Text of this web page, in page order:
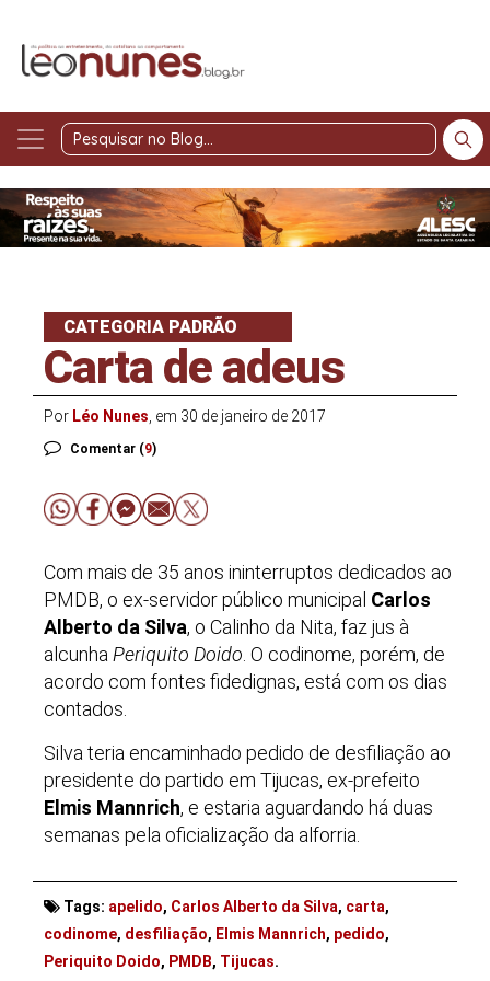
Pesquisar
Blog
CATEGORIA PADRÃO
Carta de adeus
Por Léo Nunes , em 30 de janeiro de 2017
Comentar (9)
Com mais de 35 anos ininterruptos dedicados ao
PMDB, o ex-servidor público municipal Carlos
Alberto da Silva, o Calinho da Nita, faz jus à
alcunha Periquito Doido . O codinome, porém, de
acordo com fontes fidedignas, está com os dias
contados.
Silva teria encaminhado pedido de desfiliação ao
presidente do partido em Tijucas, ex-prefeito
Elmis Mannrich, e estaria aguardando há duas
semanas pela oficialização da alforria.
Tags: apelido, Carlos Alberto da Silva, carta,
codinome, desfiliação, Elmis Mannrich, pedido,
Periquito Doido, PMDB, Tijucas.